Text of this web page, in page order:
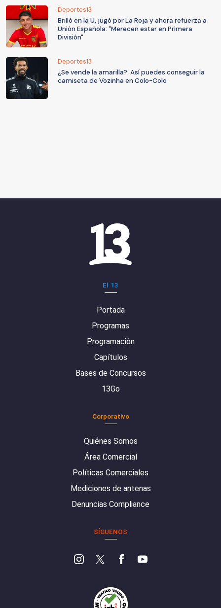
Deportes13
Brilló en la U, jugó por La Roja y ahora refuerza a
Unión Española: "Merecen estar en Primera
División"
Deportes13
¿Se vende la amarilla?: Así puedes conseguir la
camiseta de Vozinha en Colo-Colo
El 13
Portada
Programas
Programación
Capítulos
Bases de Concursos
13Go
Corporativo
Quiénes Somos
Área Comercial
Políticas Comerciales
Mediciones de antenas
Denuncias Compliance
SÍGUENOS